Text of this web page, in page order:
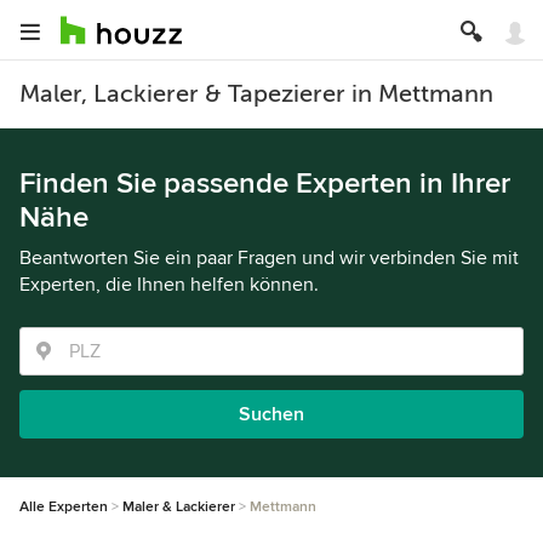
Maler, Lackierer & Tapezierer in Mettmann
Finden Sie passende Experten in Ihrer
Nähe
Beantworten Sie ein paar Fragen und wir verbinden Sie mit
Experten, die Ihnen helfen können.
Suchen
Alle Experten Maler & Lackierer Mettmann